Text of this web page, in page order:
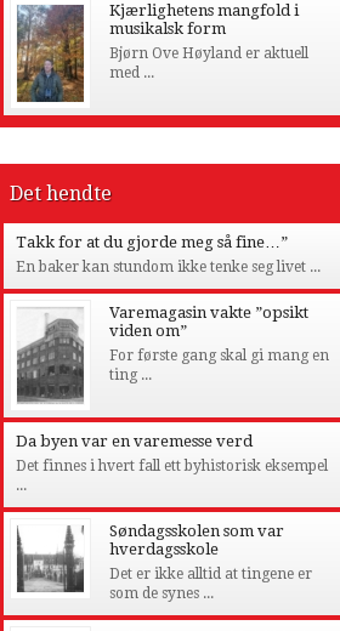
Kjærlighetens mangfold i
musikalsk form
Bjørn Ove Høyland er aktuell
med ...
Det hendte
Takk for at du gjorde meg så fine…”
En baker kan stundom ikke tenke seg livet ...
Varemagasin vakte ”opsikt
viden om”
For første gang skal gi mang en
ting ...
Da byen var en varemesse verd
Det finnes i hvert fall ett byhistorisk eksempel
...
Søndagsskolen som var
hverdagsskole
Det er ikke alltid at tingene er
som de synes ...